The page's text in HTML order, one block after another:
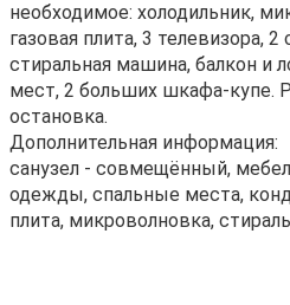
необходимое: холодильник,
газовая плита, 3 телевизора,
стиральная машина, балкон и
мест, 2 больших шкафа-купе.
остановка.
Дополнительная информация:
санузел - совмещённый,
одежды, спальные места,
плита, микроволновка,